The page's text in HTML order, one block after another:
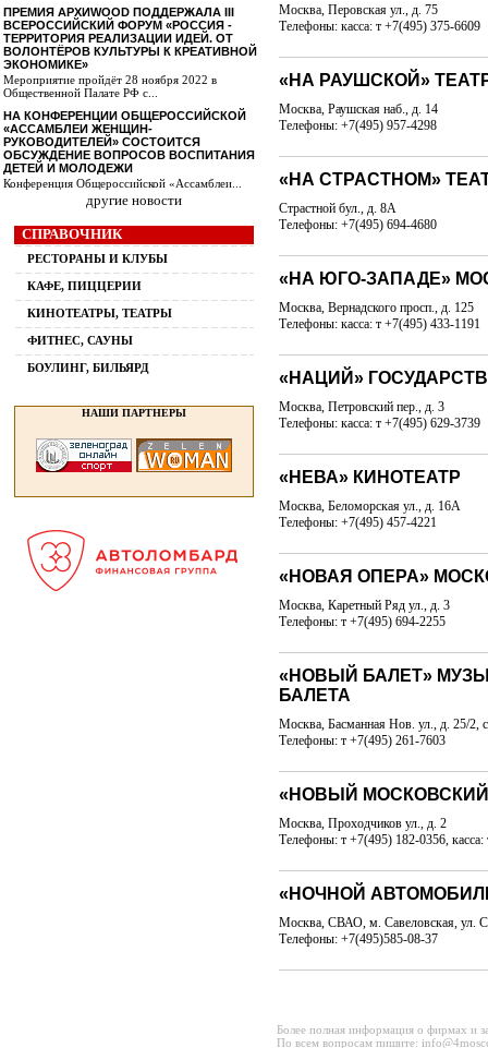
ПРЕМИЯ АРХИWOOD ПОДДЕРЖАЛА III
ВСЕРОССИЙСКИЙ ФОРУМ «РОССИЯ -
ТЕРРИТОРИЯ РЕАЛИЗАЦИИ ИДЕЙ. ОТ
ВОЛОНТЁРОВ КУЛЬТУРЫ К КРЕАТИВНОЙ
ЭКОНОМИКЕ»
Мероприятие пройдёт 28 ноября 2022 в
Общественной Палате РФ с...
НА КОНФЕРЕНЦИИ ОБЩЕРОССИЙСКОЙ
«АССАМБЛЕИ ЖЕНЩИН-
РУКОВОДИТЕЛЕЙ» СОСТОИТСЯ
ОБСУЖДЕНИЕ ВОПРОСОВ ВОСПИТАНИЯ
ДЕТЕЙ И МОЛОДЕЖИ
Конференция Общероссийской «Ассамблеи...
другие новости
СПРАВОЧНИК
РЕСТОРАНЫ И КЛУБЫ
КАФЕ, ПИЦЦЕРИИ
КИНОТЕАТРЫ, ТЕАТРЫ
ФИТНЕС, САУНЫ
БОУЛИНГ, БИЛЬЯРД
НАШИ ПАРТНЕРЫ
Москва, Перовская ул., д. 75
Телефоны: касса: т +7(495) 375-6609
«НА РАУШСКОЙ»
Москва, Раушская наб., д. 14
Телефоны: +7(495) 957-4298
«НА СТРАСТНОМ»
Страстной бул., д. 8А
Телефоны: +7(495) 694-4680
«НА ЮГО-ЗАПАДЕ»
Москва, Вернадского просп., д. 125
Телефоны: касса: т +7(495) 433-1191
«НАЦИЙ»
Москва, Петровский пер., д. 3
Телефоны: касса: т +7(495) 629-3739
«НЕВА» КИНОТЕАТР
Москва, Беломорская ул., д. 16А
Телефоны: +7(495) 457-4221
«НОВАЯ ОПЕРА»
Москва, Каретный Ряд ул., д. 3
Телефоны: т +7(495) 694-2255
«НОВЫЙ БАЛЕТ»
БАЛЕТА
Москва, Басманная Нов. ул., д. 25/2,
Телефоны: т +7(495) 261-7603
«НОВЫЙ
Москва, Проходчиков ул., д. 2
Телефоны: т +7(495) 182-0356,
«НОЧНОЙ
Москва, СВАО, м. Савеловская, ул.
Телефоны: +7(495)585-08-37
Более полная информация о фирмах и
По всем вопросам пишите: